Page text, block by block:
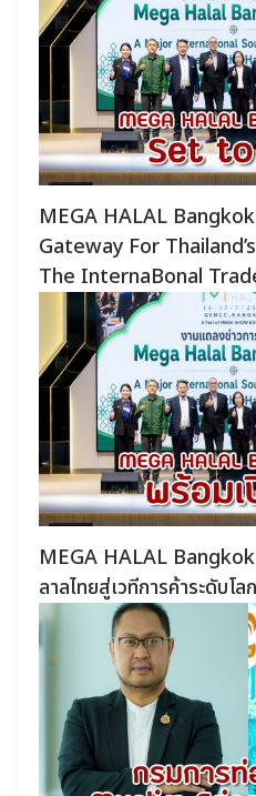
MEGA HALAL
Gateway For
The InternaBonal
MEGA HALAL
ลาลไทยสู่เวทีการค้าระดับโลก